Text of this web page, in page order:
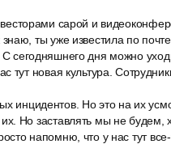
сарой и
ты уже известила по почте.
сегодняшнего дня можно
тут новая культура.
инцидентов. Но это на их
Но заставлять мы не будем,
напомню, что у нас тут